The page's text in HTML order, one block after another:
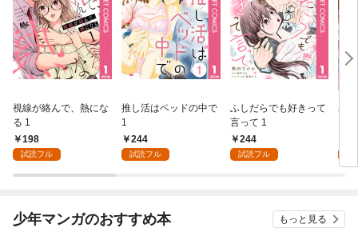
視線が絡んで、熱にな
る 1
198
試読フル
推し活はベッドの中で
1
244
試読フル
ふしだらでも好きって
言って 1
244
試読フル
パ
少年マンガのおすすめ本 もっと見る